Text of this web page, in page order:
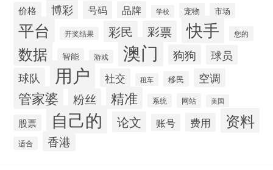
价格 博彩 号码 品牌 学校 宠物 市场
平台 开奖结果 彩民 彩票 快手 您的
数据 智能 游戏 澳门 狗狗
球员
球队
用户 社交 租车 移民 空调
管家婆 粉丝 精准 系统 网站 美国
股票 自己的 论文 账号 费用 资料
适合 香港